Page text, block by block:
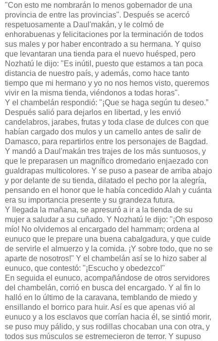
"Con esto me nombrarán lo menos gobernador de una
provincia de entre las provincias". Después se acercó
respetuosamente a Daul'makán, y le colmó de
enhorabuenas y felicitaciones por la terminación de todos
sus males y por haber encontrado a su hermana. Y quiso
que levantaran una tienda para el nuevo huésped, pero
Nozhatú le dijo: "Es inútil, puesto que estamos a tan poca
distancia de nuestro país, y además, como hace tanto
tiempo que mi hermano y yo no nos hemos visto, queremos
vivir en la misma tienda, viéndonos a todas horas".
Y el chambelán respondió: "¡Que se haga según tu deseo.”
Después salió para dejarlos en libertad, y les envió
candelabros, jarabes, frutas y toda clase de dulces con que
habían cargado dos mulos y un camello antes de salir de
Damasco, para repartirlos entre los personajes de Bagdad.
Y mandó a Daul'makán tres trajes de los más suntuosos, y
que le preparasen un magnífico dromedario enjaezado con
gualdrapas multicolores. Y se puso a pasear de arriba abajo
y por delante de su tienda, dilatado el pecho por la alegría,
pensando en el honor que le había concedido Alah y cuánta
era su importancia presente y su grandeza futura.
Y llegada la mañana, se apresuró a ir a la tienda de su
mujer a saludar a su cuñado. Y Nozhatú le dijo: "¡Oh esposo
mío! No olvidemos al encargado del hammam; ordena al
eunuco que le prepare una buena cabalgadura, y que cuide
de servirle el almuerzo y la comida. ¡Y sobre todo, que no se
aparte de nosotros!" Y el chambelán así se lo hizo saber al
eunuco, que contestó: "¡Escucho y obedezco!"
En seguida el eunuco, acompañándose de otros servidores
del chambelán, corrió en busca del encargado. Y al fin lo
halló en lo último de la caravana, temblando de miedo y
ensillando el borrico para huir. Así es que apenas vió al
eunuco y a los esclavos que corrían hacia él, se sintió morir,
se puso muy pálido, y sus rodillas chocaban una con otra, y
todos sus músculos se estremecieron de terror. Y supuso